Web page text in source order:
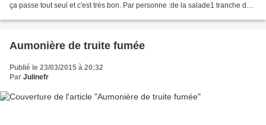
ça passe tout seul et c'est très bon. Par personne :de la salade1 tranche de
Aumonière de truite fumée
Publié le 23/03/2015 à 20:32
Par Julinefr